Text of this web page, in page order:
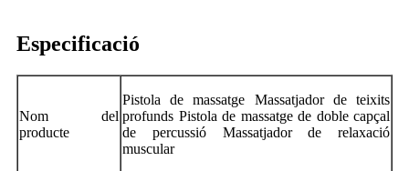
Especificació
Nom del
producte
Pistola de massatge Massatjador de teixits
profunds Pistola de massatge de doble capçal
de percussió Massatjador de relaxació
muscular